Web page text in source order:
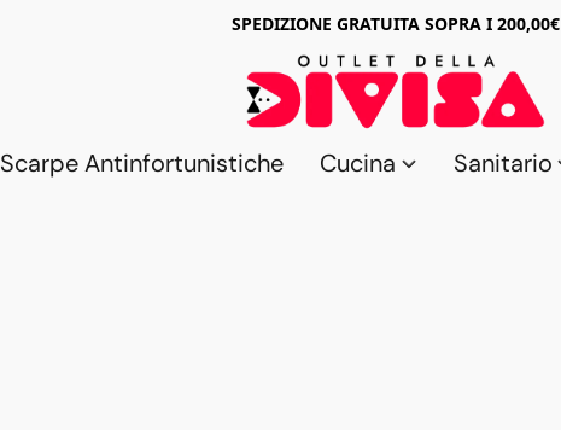
SPEDIZIONE GRATUITA SOPRA I 200,00€
Scarpe Antinfortunistiche Cucina Sanitario